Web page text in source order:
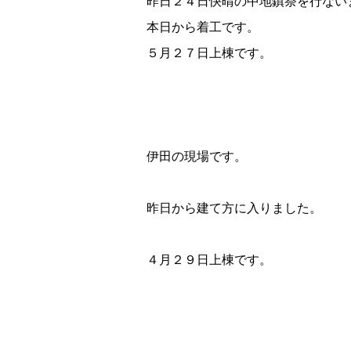
本日から着工です。
５月２７日上棟です。
伊田の現場です。
昨日から建て方に入りました。
４月２９日上棟です。